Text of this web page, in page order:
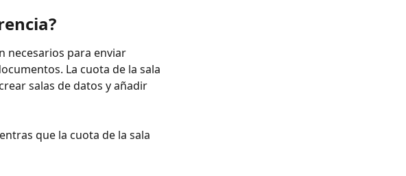
necesarios para enviar
La cuota de la sala
salas de datos y añadir
que la cuota de la sala